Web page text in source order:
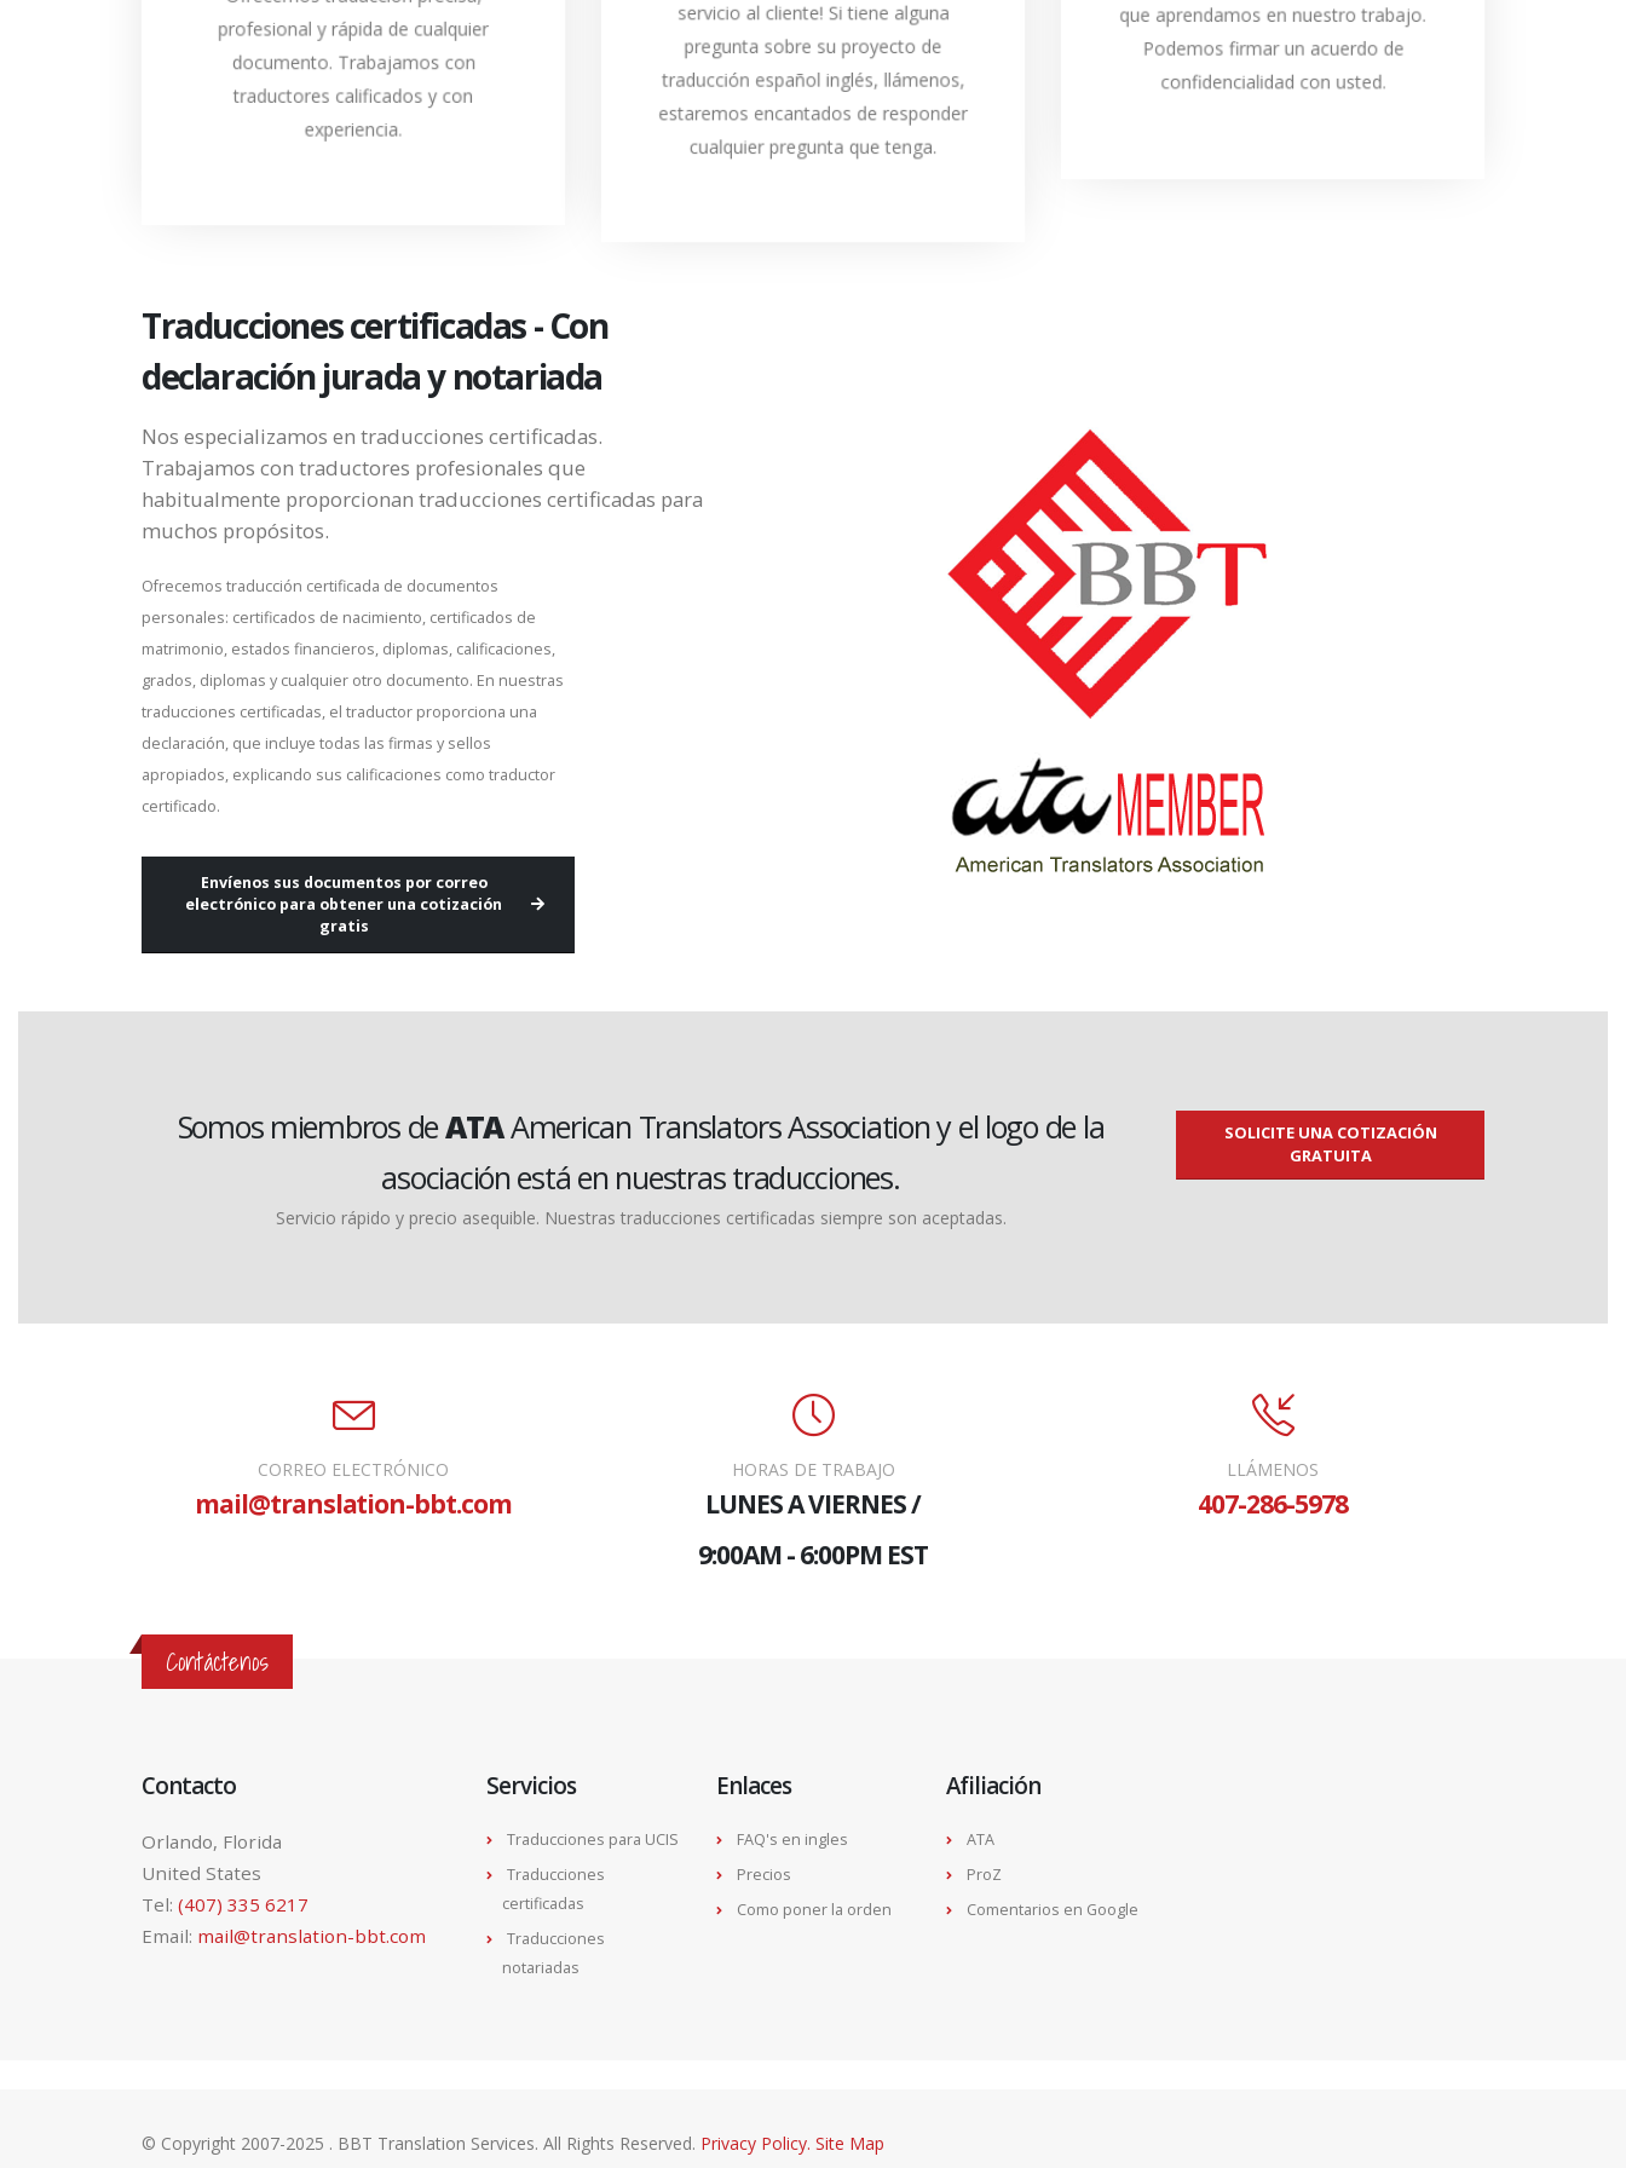
profesional y rápida de cualquier
documento. Trabajamos con
traductores calificados y con
experiencia.
ENVÍANOS UN CORREO
ELECTRÓNICO
servicio al cliente! Si tiene alguna
pregunta sobre su proyecto de
traducción español inglés, llámenos,
estaremos encantados de responder
cualquier pregunta que tenga.
traducciones certificadas español
inglés.
LLÁMANOS
que aprendamos en nuestro trabajo.
Podemos firmar un acuerdo de
confidencialidad con usted.
información.
CONTACTO
Traducciones certificadas - Con
declaración jurada y notariada
Nos especializamos en traducciones certificadas.
Trabajamos con traductores profesionales que
habitualmente proporcionan traducciones certificadas para
muchos propósitos.
Ofrecemos traducción certificada de documentos
personales: certificados de nacimiento, certificados de
matrimonio, estados financieros, diplomas, calificaciones,
grados, diplomas y cualquier otro documento. En nuestras
traducciones certificadas, el traductor proporciona una
declaración, que incluye todas las firmas y sellos
apropiados, explicando sus calificaciones como traductor
certificado.
Envíenos sus documentos por correo
electrónico para obtener una cotización
gratis
Somos miembros deATAAmerican Translators Associationy el logo de la
asociación está en nuestras traducciones.
Servicio rápido y precio asequible. Nuestras traducciones certificadas siempre son aceptadas.
SOLICITE UNA COTIZACIÓN
GRATUITA
CORREO ELECTRÓNICO
mail@translation-bbt.com
HORAS DE TRABAJO
LUNES A VIERNES /
9:00AM - 6:00PM EST
LLÁMENOS
407-286-5978
Contáctenos
Contacto
Orlando, Florida
United States
Tel: (407) 335 6217
Email: mail@translation-bbt.com
Servicios
Traducciones para UCIS
Traducciones
certificadas
Traducciones
notariadas
Enlaces
FAQ's en ingles
Precios
Como poner la orden
Afiliación
ATA
ProZ
Comentarios en Google
© Copyright 2007-2025 . BBT Translation Services. All Rights Reserved. Privacy Policy. Site Map